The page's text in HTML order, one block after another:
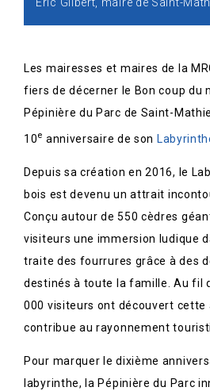
Éric Gilbert, maire de Saint-
Les mairesses et maires de la
fiers de décerner le Bon coup du
Pépinière du Parc de Saint-
10e anniversaire de son
Depuis sa création en 2016, le
bois est devenu un attrait
Conçu autour de 550 cèdres
visiteurs une immersion ludique
traite des fourrures grâce à des
destinés à toute la famille. Au fil
000 visiteurs ont découvert
contribue au rayonnement
Pour marquer le dixième
labyrinthe, la Pépinière du Parc